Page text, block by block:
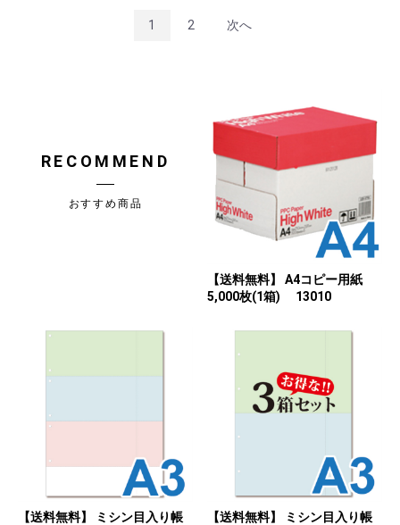
1 2 次へ
RECOMMEND
おすすめ商品
【送料無料】 A4コピー用紙
5,000枚(1箱) 13010
【送料無料】 ミシン目入り帳
【送料無料】 ミシン目入り帳